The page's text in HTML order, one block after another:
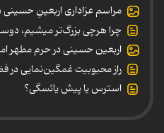
مراسم عزاداری اربعینِ
چرا هرچی بزرگ‌تر میشیم،
اربعین حسینی در حرم مطهر
راز محبوبیت غمگین‌نمایی در
استرس یا پیش یائسگی؟